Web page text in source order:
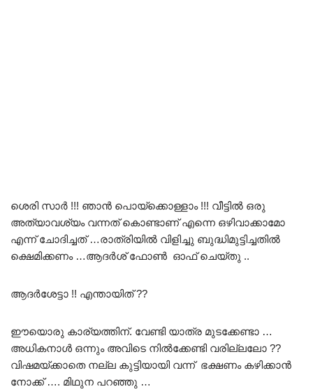
ശെരി സാർ !!! ഞാൻ പൊയ്ക്കൊള്ളാം !!! വീട്ടിൽ ഒരു
അത്യാവശ്യം വന്നത് കൊണ്ടാണ് എന്നെ ഒഴിവാക്കാമോ
എന്ന് ചോദിച്ചത് …രാത്രിയിൽ വിളിച്ചു ബുദ്ധിമുട്ടിച്ചതിൽ
ക്ഷെമിക്കണം …ആദർശ് ഫോൺ ഓഫ് ചെയ്തു ..
ആദർശേട്ടാ !! എന്തായിത് ??
ഈയൊരു കാര്യത്തിന്. വേണ്ടി യാത്ര മുടക്കേണ്ടാ …
അധികനാൾ ഒന്നും അവിടെ നിൽക്കേണ്ടി വരില്ലലോ ??
വിഷമയ്ക്കാതെ നല്ല കുട്ടിയായി വന്ന് ഭക്ഷണം കഴിക്കാൻ
നോക്ക് …. മിഥുന പറഞ്ഞു …